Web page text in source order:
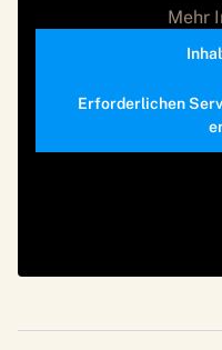
Mehr
Erforderlichen